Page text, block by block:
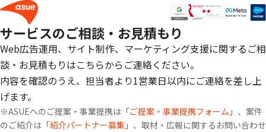
サービスのご相談・お見積もり
Web広告運用、サイト制作、マーケティング支援に関するご相
談・お見積もりはこちらからご連絡ください。
内容を確認のうえ、担当者より1営業日以内にご連絡を差し上
げます。
※ASUEへのご提案・事業提携は「ご提案・事業提携フォーム 」、案件
のご紹介は「紹介パートナー募集 」、取材・広報に関するお問い合わせ